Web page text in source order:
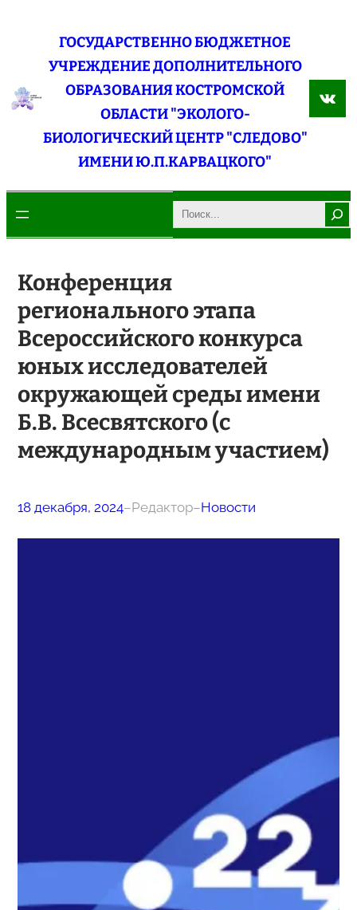
содержимому
ГОСУДАРСТВЕННО БЮДЖЕТНОЕ
УЧРЕЖДЕНИЕ ДОПОЛНИТЕЛЬНОГО
ОБРАЗОВАНИЯ КОСТРОМСКОЙ
ОБЛАСТИ "ЭКОЛОГО-
БИОЛОГИЧЕСКИЙ ЦЕНТР "СЛЕДОВО"
ИМЕНИ Ю.П.КАРВАЦКОГО"
Search
Конференция
регионального этапа
Всероссийского конкурса
юных исследователей
окружающей среды имени
Б.В. Всесвятского (с
международным участием)
18 декабря, 2024–Редактор–Новости